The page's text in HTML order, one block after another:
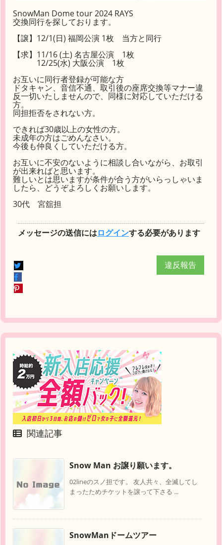
SnowMan Dome tour 2024 RAYS
交換同行を探しております。
【譲】12/1(日) 福岡公演 1枚 当方と同行
【求】11/16 (土) 名古屋公演 1枚
12/25(水) 大阪公演 1枚
お互いに同行者登録が可能な方
ドタキャン、音信不通、取引後の座席交換等マナー違
反一切いたしませんので、同様に対応していただける
方。
同担拒否をされない方。
できれば30歳以上の女性の方。
未成年の方はごめんなさい。
今後も仲良くしていただける方。
お互いに不安のないように相談し合いながら、お取引
が出来ればと思います。
難しいとは思いますが条件が合う方がいらっしゃいま
したら、どうぞよろしくお願いします。
30代 宮舘担
メッセージの送信にはログインする必要があります
違反報告
関連記事
Snow Man お譲り願います。
02lineのスノ担です。 友人共々、全滅してし
まったためチケットを譲って下さる ...
SnowManドームツアー